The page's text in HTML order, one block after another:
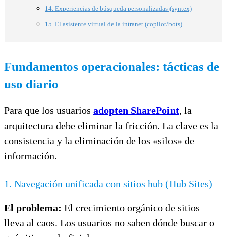
14. Experiencias de búsqueda personalizadas (syntex)
15. El asistente virtual de la intranet (copilot/bots)
Fundamentos operacionales: tácticas de
uso diario
Para que los usuarios adopten SharePoint, la
arquitectura debe eliminar la fricción. La clave es la
consistencia y la eliminación de los «silos» de
información.
1. Navegación unificada con sitios hub (Hub Sites)
El problema: El crecimiento orgánico de sitios
lleva al caos. Los usuarios no saben dónde buscar o